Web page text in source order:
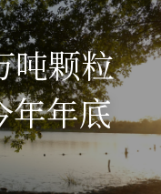
吨颗粒
年年底